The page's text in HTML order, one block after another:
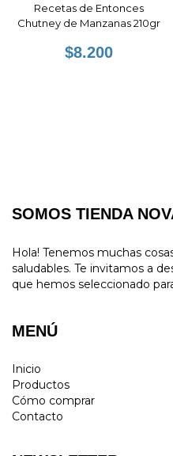
Recetas de Entonces
Chutney de Manzanas 210gr
$8.200
SOMOS TIENDA
Hola! Tenemos muchas
saludables. Te invitamos a
que hemos seleccionado
MENÚ
Inicio
Productos
Cómo comprar
Contacto